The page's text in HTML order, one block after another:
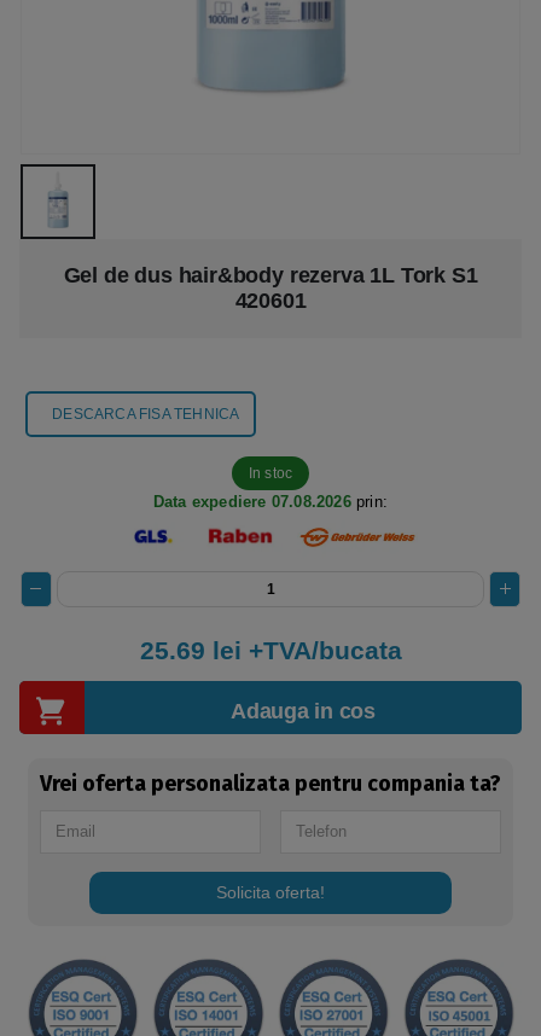
Gel de dus hair&body rezerva 1L Tork S1
420601
DESCARCA FISA TEHNICA
In stoc
Data expediere 07.08.2026prin:
25.69 lei +TVA/bucata
Adauga in cos
Vrei oferta personalizata pentru compania ta?
Solicita oferta!